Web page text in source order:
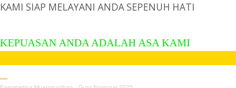
KAMI SIAP MELAYANI ANDA SEPENUH HATI
KEPUASAN ANDA ADALAH ASA KAMI